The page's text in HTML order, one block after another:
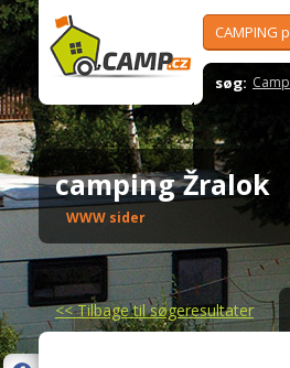
CAMPING
søg:
camping Žralok
WWW sider
<<Tilbage til søgeresultater